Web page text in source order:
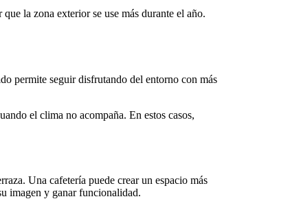
la zona exterior se use más durante el año.
permite seguir disfrutando del entorno con más
el clima no acompaña. En estos casos,
Una cafetería puede crear un espacio más
imagen y ganar funcionalidad.